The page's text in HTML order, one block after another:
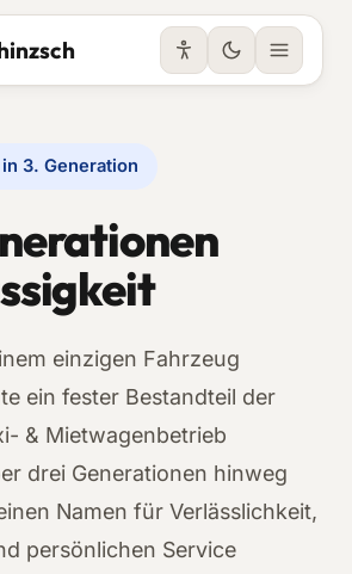
3. Generation
einzigen Fahrzeug
ein fester Bestandteil der
& Mietwagenbetrieb
drei Generationen hinweg
Namen für Verlässlichkeit,
persönlichen Service